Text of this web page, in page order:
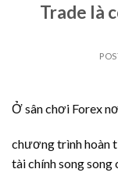
Trade là
Ở sân chơi Forex
chương trình hoàn
tài chính song